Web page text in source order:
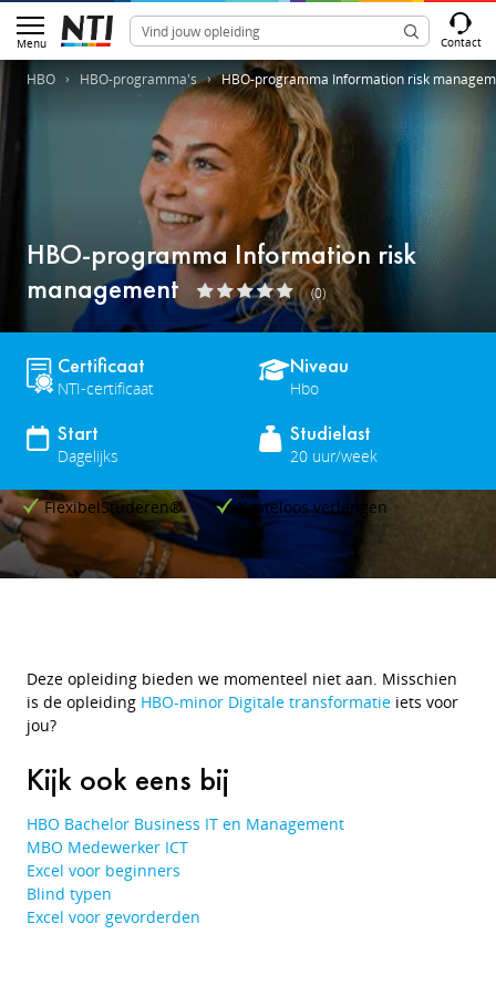
Menu Contact
HBO HBO-programma's HBO-programma Information risk
HBO-programma Information risk
management
(0)
Certificaat
NTI-certificaat
Niveau
Hbo
Start
Dagelijks
Studielast
20 uur/week
FlexibelStuderen® Kosteloos verlengen
Deze opleiding bieden we momenteel niet aan. Misschien
is de opleiding HBO-minor Digitale transformatie iets voor
jou?
Kijk ook eens bij
HBO Bachelor Business IT en Management
MBO Medewerker ICT
Excel voor beginners
Blind typen
Excel voor gevorderden